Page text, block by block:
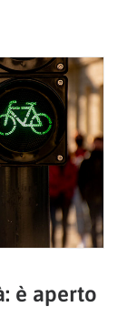
è aperto